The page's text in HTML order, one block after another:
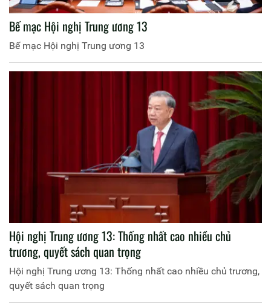
Bế mạc Hội nghị Trung ương 13
Bế mạc Hội nghị Trung ương 13
Hội nghị Trung ương 13: Thống nhất cao nhiều chủ
trương, quyết sách quan trọng
Hội nghị Trung ương 13: Thống nhất cao nhiều chủ trương,
quyết sách quan trọng